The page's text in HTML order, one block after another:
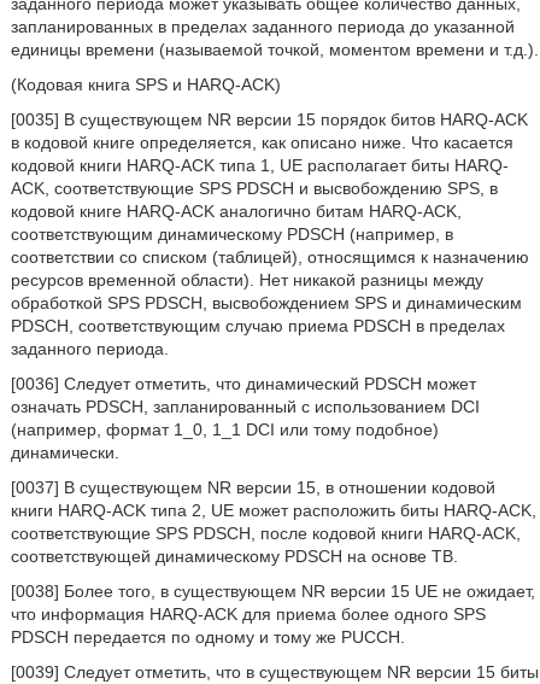
запланированных в пределах заданного периода до указанной
единицы времени (называемой точкой, моментом времени и т.д.).
(Кодовая книга SPS и HARQ-ACK)
[0035] В существующем NR версии 15 порядок битов HARQ-ACK
в кодовой книге определяется, как описано ниже. Что касается
кодовой книги HARQ-ACK типа 1, UE располагает биты HARQ-
ACK, соответствующие SPS PDSCH и высвобождению SPS, в
кодовой книге HARQ-ACK аналогично битам HARQ-ACK,
соответствующим динамическому PDSCH (например, в
соответствии со списком (таблицей), относящимся к назначению
ресурсов временной области). Нет никакой разницы между
обработкой SPS PDSCH, высвобождением SPS и динамическим
PDSCH, соответствующим случаю приема PDSCH в пределах
заданного периода.
[0036] Следует отметить, что динамический PDSCH может
означать PDSCH, запланированный с использованием DCI
(например, формат 1_0, 1_1 DCI или тому подобное)
динамически.
[0037] В существующем NR версии 15, в отношении кодовой
книги HARQ-ACK типа 2, UE может расположить биты HARQ-ACK,
соответствующие SPS PDSCH, после кодовой книги HARQ-ACK,
соответствующей динамическому PDSCH на основе ТВ.
[0038] Более того, в существующем NR версии 15 UE не ожидает,
что информация HARQ-ACK для приема более одного SPS
PDSCH передается по одному и тому же PUCCH.
[0039] Следует отметить, что в существующем NR версии 15 биты